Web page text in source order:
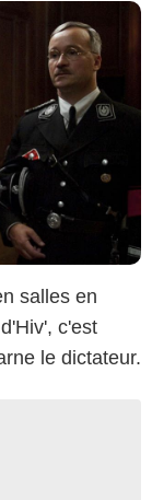
salles en
c'est
le dictateur.